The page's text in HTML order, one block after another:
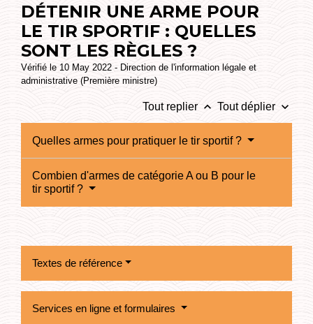
DÉTENIR UNE ARME POUR
LE TIR SPORTIF : QUELLES
SONT LES RÈGLES ?
Vérifié le 10 May 2022 - Direction de l'information légale et
administrative (Première ministre)
Tout replier keyboard_arrow_up Tout déplier keyboard_arrow_down
Quelles armes pour pratiquer le tir sportif ?
Combien d'armes de catégorie A ou B pour le
tir sportif ?
Textes de référence
Services en ligne et formulaires